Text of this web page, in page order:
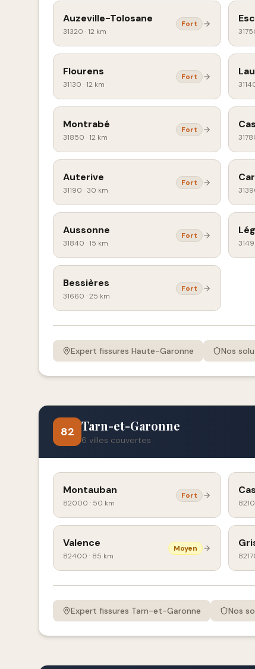
Auzeville-Tolosane
31320 · 12 km
Fort
Flourens
31130 · 12 km
Fort
Montrabé
31850 · 12 km
Fort
Auterive
31190 ·30 km
Fort
Aussonne
31840 · 15 km
Fort
Bessières
31660 ·25 km
Fort
Expert fissures Haute-Garonne Nos
82 Tarn-et-Garonne
6 villes couvertes
Montauban
82000 · 50 km
Fort
Valence
82400 · 85 km
Moyen
Expert fissures Tarn-et-Garonne Nos